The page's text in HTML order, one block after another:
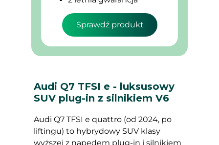
Audi Q7 TFSI e - luksusowy
SUV plug-in z silnikiem V6
Audi Q7 TFSI e quattro (od 2024, po
liftingu) to hybrydowy SUV klasy
wyższej z napędem plug-in i silnikiem
Sprawdź produkt